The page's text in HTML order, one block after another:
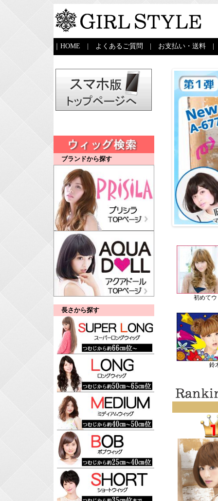
HOME よくあるご質問 お支払い・送料
ブランドから探す
長さから探す
初めて
鈴